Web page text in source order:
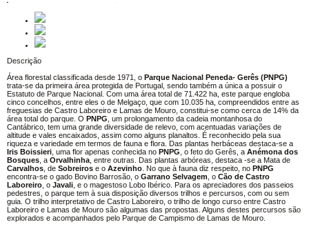
Descrição
Área florestal classificada desde 1971, o Parque Nacional Peneda- Gerês (PNPG)
trata-se da primeira área protegida de Portugal, sendo também a única a possuir o
Estatuto de Parque Nacional. Com uma área total de 71.422 ha, este parque engloba
cinco concelhos, entre eles o de Melgaço, que com 10.035 ha, compreendidos entre as
freguesias de Castro Laboreiro e Lamas de Mouro, constitui-se como cerca de 14% da
área total do parque. O PNPG , um prolongamento da cadeia montanhosa do
Cantábrico, tem uma grande diversidade de relevo, com acentuadas variações de
altitude e vales encaixados, assim como alguns planaltos. É reconhecido pela sua
riqueza e variedade em termos de fauna e flora. Das plantas herbáceas destaca-se a
Iris Boissieri , uma flor apenas conhecida no PNPG , o feto do Gerês, a Anémona dos
Bosques , a Orvalhinha , entre outras. Das plantas arbóreas, destaca -se a Mata de
Carvalhos , de Sobreiros e o Azevinho . No que à fauna diz respeito, no PNPG
encontra-se o gado Bovino Barrosão, o Garrano Selvagem , o Cão de Castro
Laboreiro , o Javali , e o magestoso Lobo Ibérico. Para os apreciadores dos passeios
pedestres, o parque tem à sua disposição diversos trilhos e percursos, com ou sem
guia. O trilho interpretativo de Castro Laboreiro, o trilho de longo curso entre Castro
Laboreiro e Lamas de Mouro são algumas das propostas. Alguns destes percursos são
explorados e acompanhados pelo Parque de Campismo de Lamas de Mouro.